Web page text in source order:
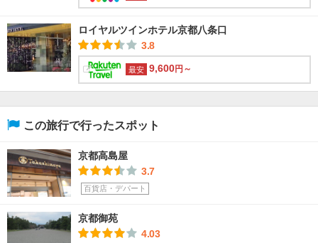
ロイヤルツインホテル京都八条口
3.8
最安 9,600円～
この旅行で行ったスポット
京都高島屋
3.7
百貨店・デパート
京都御苑
4.03